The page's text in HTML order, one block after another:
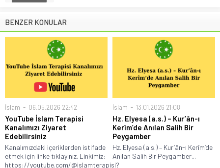
BENZER KONULAR
İslam 06.05.2026 22:42
YouTube İslam Terapisi
Kanalımızı Ziyaret
Edebilirsiniz
Kanalımızdaki içeriklerden istifade
etmek için linke tıklayınız. Linkimiz:
https://youtube.com/@islamterapisi?
İslam 13.01.2026 21:08
Hz. Elyesa (a.s.) – Kur’ân-ı
Kerîm’de Anılan Salih Bir
Peygamber
Hz. Elyesa (a.s.) – Kur’ân-ı Kerîm’de
Anılan Salih Bir Peygamber...